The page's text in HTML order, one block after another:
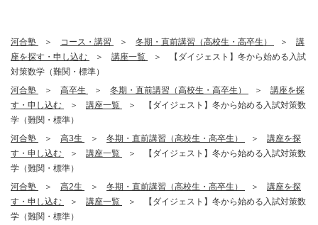
河合塾 コース・講習 冬期・直前講習（高校生・高卒生）
講
座を探す・申し込む
講座一覧
【ダイジェスト】冬から始める入試
対策数学（難関・標準）
河合塾
高卒生 冬期・直前講習（高校生・高卒生）
講座を探
す・申し込む
講座一覧
【ダイジェスト】冬から始める入試対策数
学（難関・標準）
河合塾
高3生 冬期・直前講習（高校生・高卒生）
講座を探
す・申し込む
講座一覧
【ダイジェスト】冬から始める入試対策数
学（難関・標準）
河合塾
高2生 冬期・直前講習（高校生・高卒生）
講座を探
す・申し込む
講座一覧
【ダイジェスト】冬から始める入試対策数
学（難関・標準）